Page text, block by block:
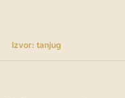
Izvor: tanjug